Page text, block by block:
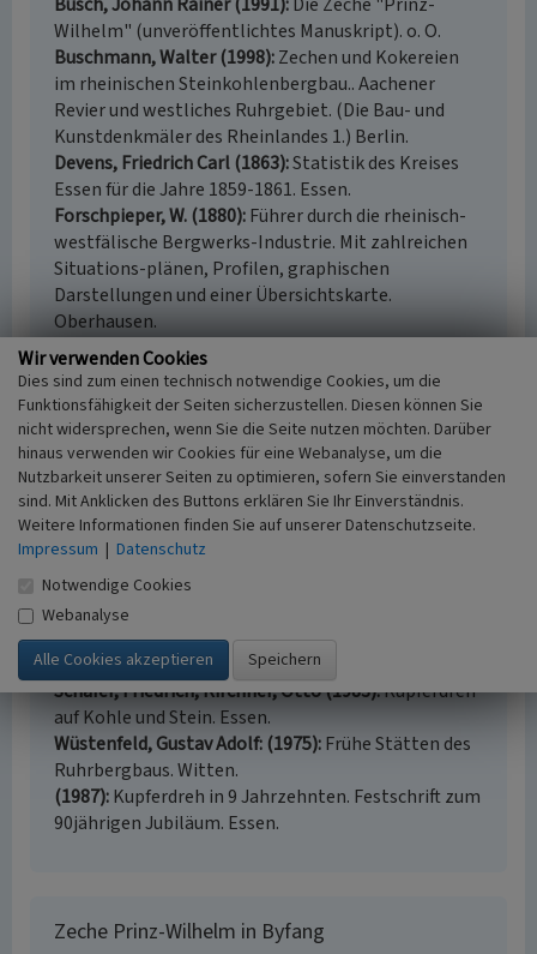
Wilhelm" (unveröffentlichtes Manuskript). o. O.
Buschmann, Walter (1998) Zechen und Kokereien
im rheinischen Steinkohlenbergbau.. Aachener
Revier und westliches Ruhrgebiet. (Die Bau- und
Kunstdenkmäler des Rheinlandes 1.) Berlin.
Devens, Friedrich Carl (1863) Statistik des Kreises
Essen für die Jahre 1859-1861. Essen.
Forschpieper, W. (1880) Führer durch die rheinisch-
westfälische Bergwerks-Industrie. Mit zahlreichen
Situations-plänen, Profilen, graphischen
Darstellungen und einer Übersichtskarte.
Oberhausen.
Gebhardt, G. (1957)
Hermann, Gertrude; Hermann, Wilhelm (1990)
alten Zechen an der Ruhr. Königstein im Taunus (3.
völlig neu bearbeitete und erweiterte Auflage).
Huske, Joachim (2006) Die Steinkohlenzechen im
Ruhrrevier. Bochum.
Koschwitz, Carl (1930) Die Hochbauten auf den
Steinkohlenzechen des Ruhrgebietes. In: Beiträge
zur Landeskunde des Ruhrgebietes Heft 4, Essen.
Pfläging, Kurt (1987)
Ruhrkohlenbergbaus. Die Geschichte der Zechen im
südlichen Ruhrgebiet. Essen (4. mit 2
topographischen Karten erweiterte Auflage).
Schäfer, Friedrich; Kirchner, Otto (1983) Kupferdreh
auf Kohle und Stein. Essen.
Wüstenfeld, Gustav Adolf: (1975) Frühe Stätten des
Ruhrbergbaus. Witten.
(1987) Kupferdreh in 9 Jahrzehnten. Festschrift zum
90jährigen Jubiläum. Essen.
Zeche Prinz-Wilhelm in Byfang
Wir verwenden Cookies
Dies sind zum einen technisch notwendige Cookies, um die
Funktionsfähigkeit der Seiten sicherzustellen. Diesen können Sie
nicht widersprechen, wenn Sie die Seite nutzen möchten. Darüber
hinaus verwenden wir Cookies für eine Webanalyse, um die
Nutzbarkeit unserer Seiten zu optimieren, sofern Sie einverstanden
sind. Mit Anklicken des Buttons erklären Sie Ihr Einverständnis.
Weitere Informationen finden Sie auf unserer Datenschutzseite.
Impressum | Datenschutz
Notwendige Cookies
Webanalyse